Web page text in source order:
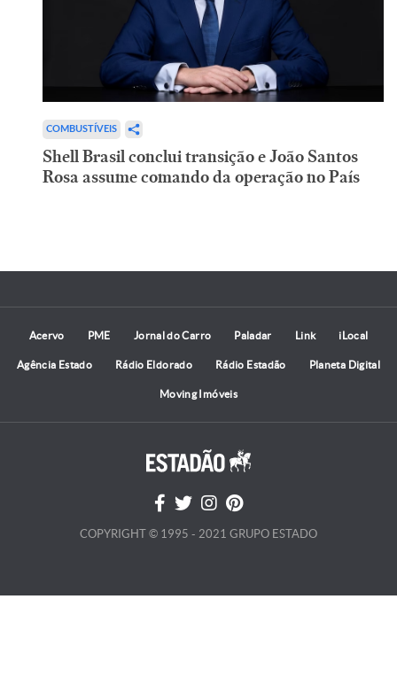
COMBUSTÍVEIS
Shell Brasil conclui transição e João Santos
Rosa assume comando da operação no País
Acervo PME Jornal do Carro Paladar Link iLocal
Agência Estado Rádio Eldorado Rádio Estadão Planeta Digital
Moving Imóveis
COPYRIGHT © 1995 - 2021 GRUPO ESTADO